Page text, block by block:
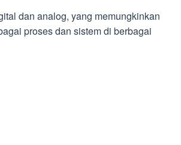
dan analog, yang memungkinkan
proses dan sistem di berbagai